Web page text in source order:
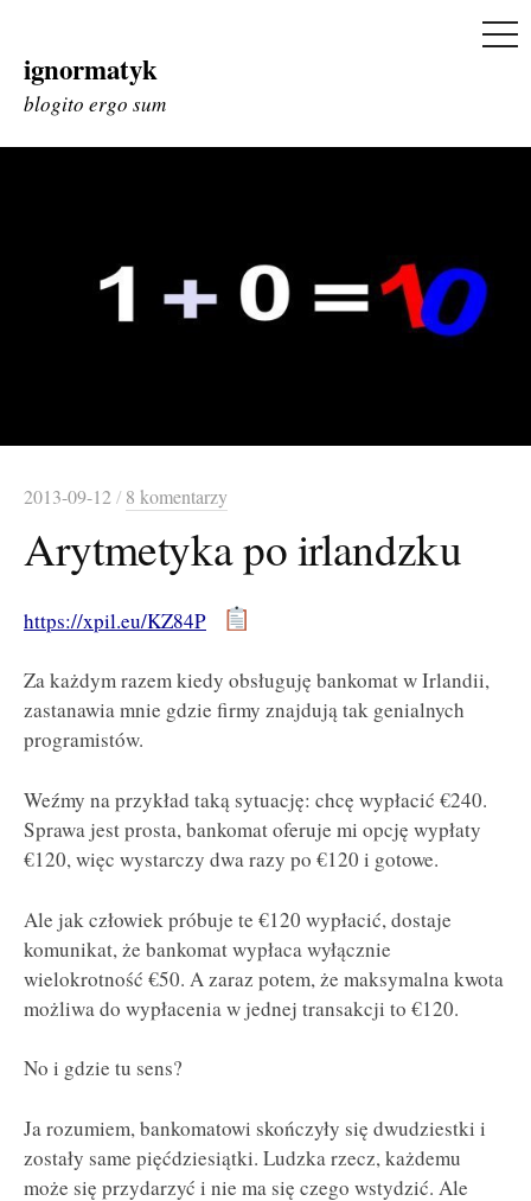
Skip
to
ignormatyk
blogito ergo sum
2013-09-12/ 8 komentarzy
Arytmetyka po irlandzku
https://xpil.eu/KZ84P
Za każdym razem kiedy obsługuję bankomat w Irlandii,
zastanawia mnie gdzie firmy znajdują tak genialnych
programistów.
Weźmy na przykład taką sytuację: chcę wypłacić €240.
Sprawa jest prosta, bankomat oferuje mi opcję wypłaty
€120, więc wystarczy dwa razy po €120 i gotowe.
Ale jak człowiek próbuje te €120 wypłacić, dostaje
komunikat, że bankomat wypłaca wyłącznie
wielokrotność €50. A zaraz potem, że maksymalna kwota
możliwa do wypłacenia w jednej transakcji to €120.
No i gdzie tu sens?
Ja rozumiem, bankomatowi skończyły się dwudziestki i
zostały same pięćdziesiątki. Ludzka rzecz, każdemu
może się przydarzyć i nie ma się czego wstydzić. Ale